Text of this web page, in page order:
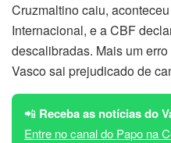
Cruzmaltino caiu,
Internacional, e a CBF
descalibradas. Mais um
Vasco sai prejudicado de
📲 Receba as notícias do
Entre no canal do Papo na